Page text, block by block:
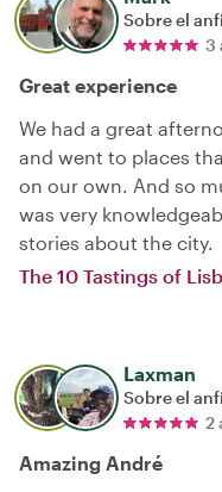
Sobre el
3
Great experience
We had a great
and went to places
on our own. And so
was very
stories about the city.
The 10 Tastings of
Laxman
Sobre el
2
Amazing André